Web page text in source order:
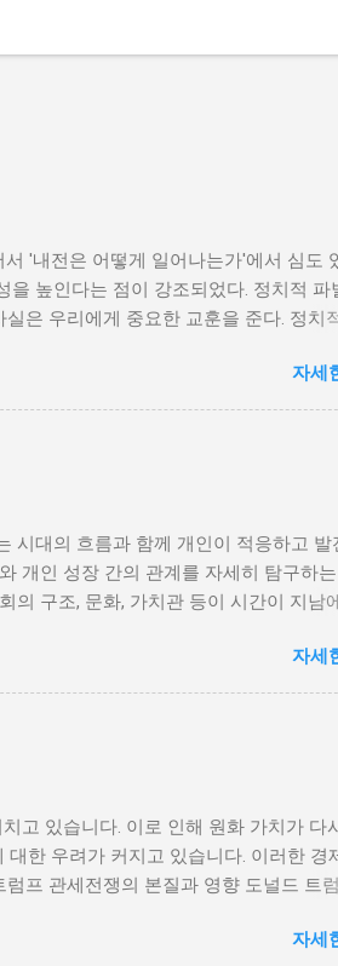
'내전은 어떻게 일어나는가'에서 심도
높인다는 점이 강조되었다. 정치적 파
은 우리에게 중요한 교훈을 준다. 정치
갈등이 심화되고, 이로 인해 내전의 위
고, 체제 전복을 위해 무장 세력에 참여
성이 높은 국가에서는 종종 내전이 발
정치 체제를 안정시키고, 시민들의 목
. 이와 같은 경제적 상황은 종종 특정
촉발된다. 성장은 불균형하게 이루어지
기와 같은 극단적 선택을 고려하게 된
성을 크게 낮출 수 있다. 군사적 갈등과
의 갈등이 심화되거나 외부 세력이 개
이나 이해관계에 따라 성격이 다르지만
자세
시대의 흐름과 함께 개인이 적응하고 발
개인 성장 간의 관계를 자세히 탐구하
의 구조, 문화, 가치관 등이 시간이 지남
이루어진다. 예를 들어, 산업 혁명은
개인의 역할과 목표 또한 변화할 수밖
다. 예를 들어, 정보통신기술의 발전으
약에서 벗어나 국제적인 시장에서도 활
레스를 느낄 수 있으며, 이에 따라 성
대응하는지가 중요하다. 올바른 대처 방
성장의 과정과 사회적 환경 개인 성장
긍정적 또는 부정적인 결과를 가져올 수
자세
고 있습니다. 이로 인해 원화 가치가 다
한 우려가 커지고 있습니다. 이러한 경
프 관세전쟁의 본질과 영향 도널드 트럼
니다. 이러한 조치는 단기적으로는 미
자세